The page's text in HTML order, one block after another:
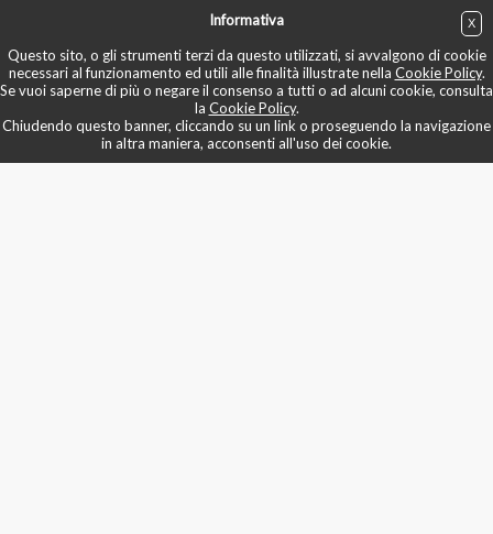
Informativa
Questo sito, o gli strumenti terzi da questo utilizzati, si avvalgono di cookie
necessari al funzionamento ed utili alle finalità illustrate nella Cookie Policy.
Se vuoi saperne di più o negare il consenso a tutti o ad alcuni cookie, consulta
la Cookie Policy.
Chiudendo questo banner, cliccando su un link o proseguendo la navigazione
in altra maniera, acconsenti all'uso dei cookie.
X